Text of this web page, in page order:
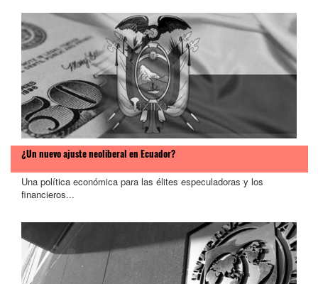
¿Un nuevo ajuste neoliberal en Ecuador?
Una política económica para las élites especuladoras y los
financieros...